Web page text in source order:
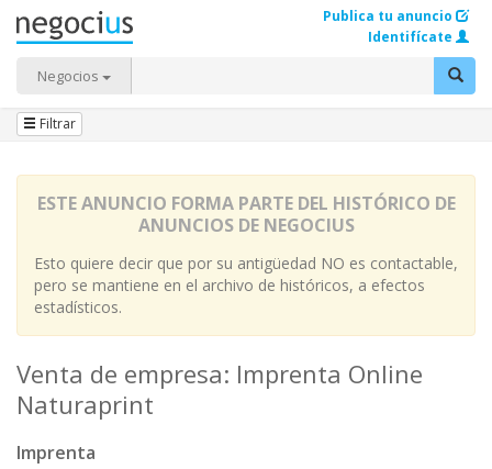
Negocios
Publica tu anuncio
Identifícate
Filtrar
ESTE ANUNCIO FORMA PARTE DEL HISTÓRICO DE
ANUNCIOS DE NEGOCIUS
Esto quiere decir que por su antigüedad NO es contactable,
pero se mantiene en el archivo de históricos, a efectos
estadísticos.
Venta de empresa: Imprenta Online
Naturaprint
Imprenta